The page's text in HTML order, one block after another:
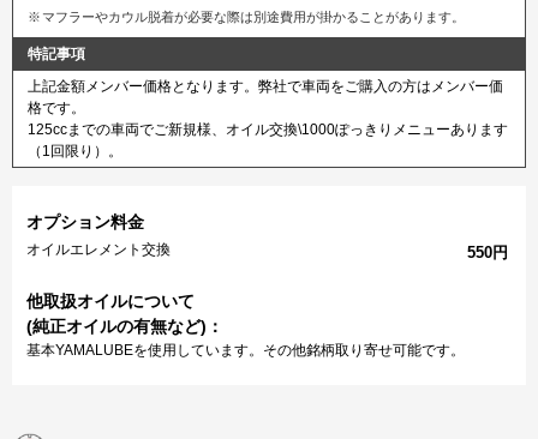
マフラーやカウル脱着が必要な際は別途費用が掛かることがあります。
特記事項
上記金額メンバー価格となります。弊社で車両をご購入の方はメンバー価
格です。
125ccまでの車両でご新規様、オイル交換\1000ぽっきりメニューあります
（1回限り）。
オプション料金
オイルエレメント交換 550円
他取扱オイルについて
(純正オイルの有無など)：
基本YAMALUBEを使用しています。その他銘柄取り寄せ可能です。